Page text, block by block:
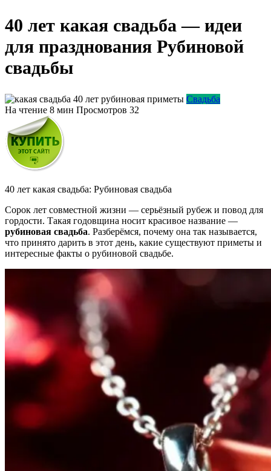
40 лет какая свадьба — идеи
для празднования Рубиновой
свадьбы
Свадьба
На чтение 8 мин Просмотров 32
40 лет какая свадьба: Рубиновая свадьба
Сорок лет совместной жизни — серьёзный рубеж и повод для
гордости. Такая годовщина носит красивое название —
рубиновая свадьба. Разберёмся, почему она так называется,
что принято дарить в этот день, какие существуют приметы и
интересные факты о рубиновой свадьбе.